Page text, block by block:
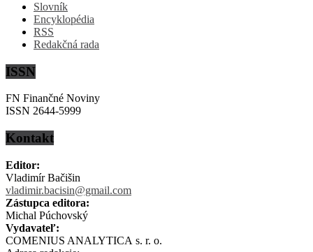
Slovník
Encyklopédia
RSS
Redakčná rada
ISSN
FN Finančné Noviny
ISSN 2644-5999
Kontakt
Editor:
Vladimír Bačišin
vladimir.bacisin@gmail.com
Zástupca editora:
Michal Púchovský
Vydavateľ:
COMENIUS ANALYTICA s. r. o.